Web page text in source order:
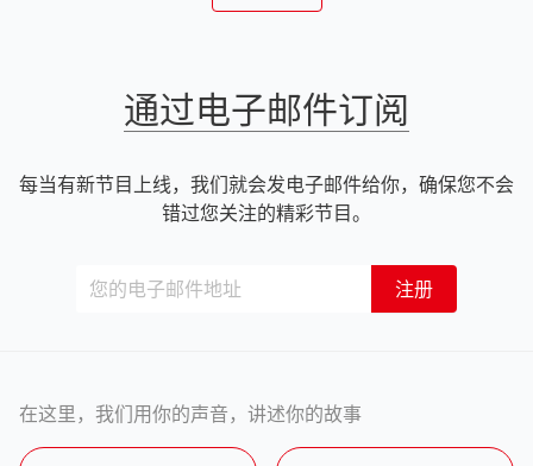
通过电子邮件订阅
每当有新节目上线，我们就会发电子邮件给你，确保您不会
错过您关注的精彩节目。
在这里，我们用你的声音，讲述你的故事